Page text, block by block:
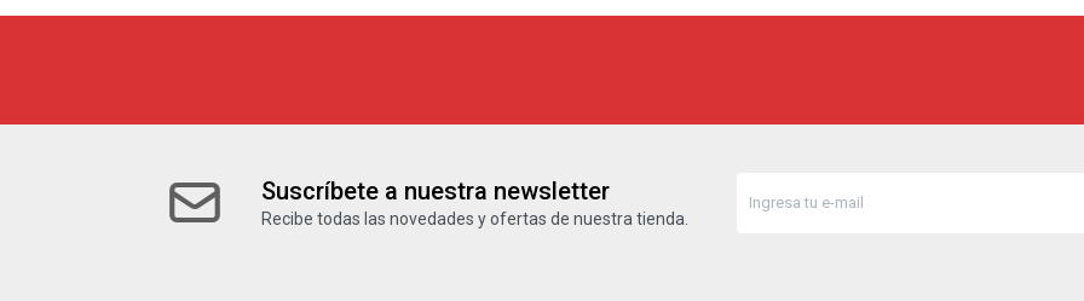
Suscríbete a nuestra newsletter
Recibe todas las novedades y ofertas de nuestra tienda.